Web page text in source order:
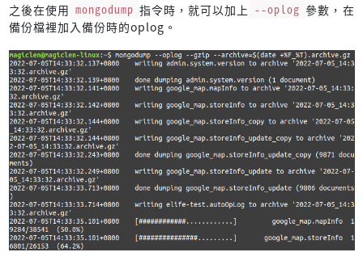
之後在使用 mongodump 指令時，就可以加上 --oplog 參數，在
備份檔裡加入備份時的oplog。